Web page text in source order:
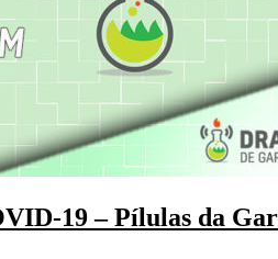
19 – Pílulas da